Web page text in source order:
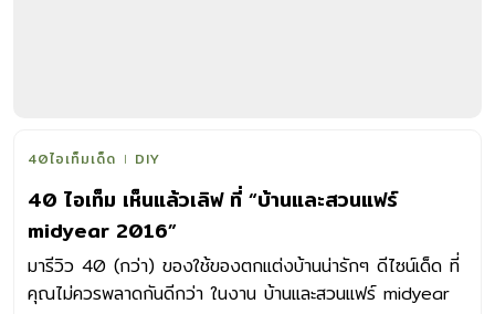
40ไอเท็มเด็ด DIY
40 ไอเท็ม เห็นแล้วเลิฟ ที่ “บ้านและสวนแฟร์
midyear 2016”
มารีวิว 40 (กว่า) ของใช้ของตกแต่งบ้านน่ารักๆ ดีไซน์เด็ด ที่
คุณไม่ควรพลาดกันดีกว่า ในงาน บ้านและสวนแฟร์ midyear